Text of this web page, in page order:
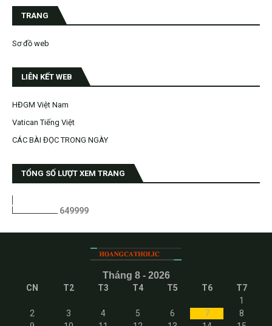
TRANG
Sơ đồ web
LIÊN KẾT WEB
HĐGM Việt Nam
Vatican Tiếng Việt
CÁC BÀI ĐỌC TRONG NGÀY
TỔNG SỐ LƯỢT XEM TRANG
649999
Tháng 8 - 2026
CN T2 T3 T4 T5 T6
T7
1
2
3 4 5 6 7
8